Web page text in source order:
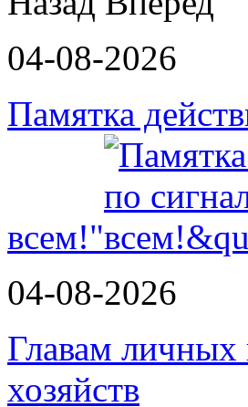
04-08-2026
Памятка
всем!"
04-08-2026
Главам личных
хозяйств